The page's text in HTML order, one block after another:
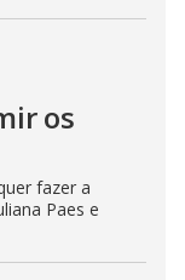
os
fazer a
Paes e